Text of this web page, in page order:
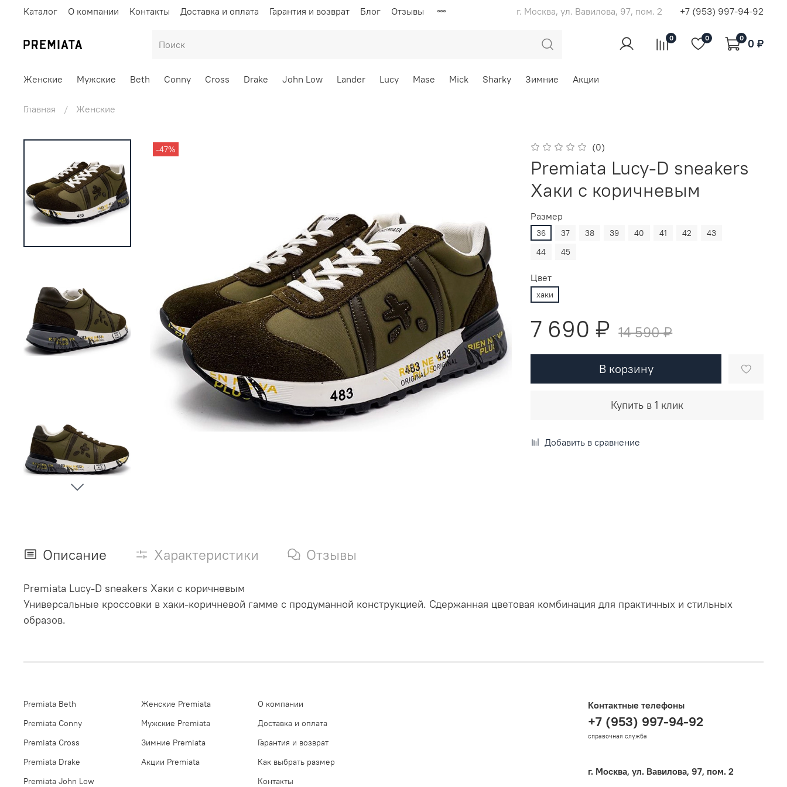
Каталог О компании Контакты Доставка и оплата Гарантия и возврат Блог Отзывы г. Москва, ул. Вавилова, 97, пом. 2 +7 (953) 997-94-92
0 0 0 0 ₽
Женские Мужские Beth Conny Cross Drake John Low Lander Lucy Mase Mick Sharky Зимние Акции
Главная Женские
-47% (0)
Premiata Lucy-D sneakers
Хаки с коричневым
Размер
36 37 38 39 40 41 42
43
44
45
Цвет
хаки
7 690 ₽ 14 590 ₽
В корзину
Купить в 1 клик
Добавить в сравнение
Описание Характеристики Отзывы
Premiata Lucy-D sneakers Хаки с коричневым
Универсальные кроссовки в хаки-коричневой гамме с продуманной конструкцией. Сдержанная цветовая комбинация для практичных и стильных
образов.
Premiata Beth
Premiata Conny
Premiata Cross
Premiata Drake
Premiata John Low
Женские Premiata
Мужские Premiata
Зимние Premiata
Акции Premiata
О компании
Доставка и оплата
Гарантия и возврат
Как выбрать размер
Контакты
Контактные телефоны
+7 (953) 997-94-92
справочная служба
г. Москва, ул. Вавилова, 97, пом. 2